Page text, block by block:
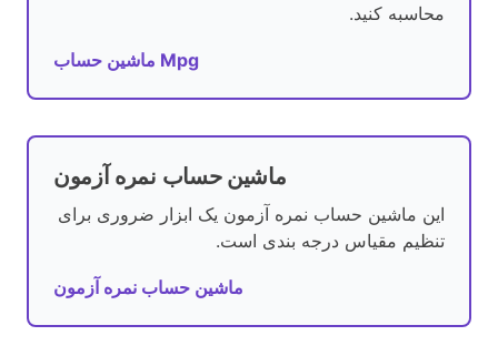
محاسبه کنید.
ماشین حساب Mpg
ماشین حساب نمره آزمون
این ماشین حساب نمره آزمون یک ابزار ضروری برای
تنظیم مقیاس درجه بندی است.
ماشین حساب نمره آزمون